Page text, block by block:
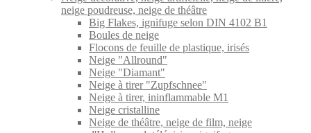
neige poudreuse, neige de théâtre
Big Flakes, ignifuge selon DIN 4102 B1
Boules de neige
Flocons de feuille de plastique, irisés
Neige "Allround"
Neige "Diamant"
Neige à tirer "Zupfschnee"
Neige à tirer, ininflammable M1
Neige cristalline
Neige de théâtre, neige de film, neige